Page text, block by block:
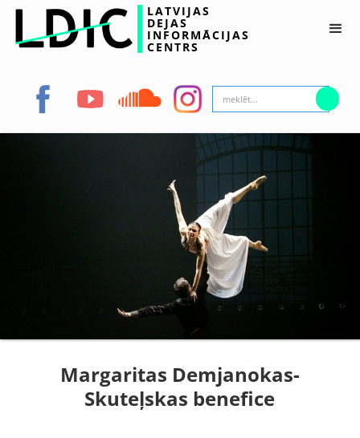
LATVIJAS
DEJAS
INFORMĀCIJAS
CENTRS
Margaritas Demjanokas-
Skuteļskas benefice